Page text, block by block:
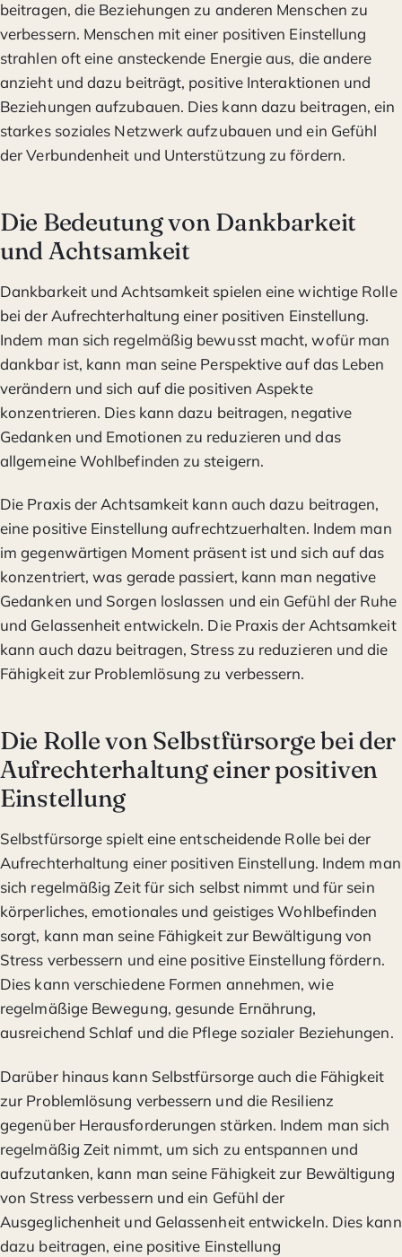
beitragen, die Beziehungen zu anderen Menschen zu
verbessern. Menschen mit einer positiven Einstellung
strahlen oft eine ansteckende Energie aus, die andere
anzieht und dazu beiträgt, positive Interaktionen und
Beziehungen aufzubauen. Dies kann dazu beitragen, ein
starkes soziales Netzwerk aufzubauen und ein Gefühl
der Verbundenheit und Unterstützung zu fördern.
Die Bedeutung von Dankbarkeit
und Achtsamkeit
Dankbarkeit und Achtsamkeit spielen eine wichtige Rolle
bei der Aufrechterhaltung einer positiven Einstellung.
Indem man sich regelmäßig bewusst macht, wofür man
dankbar ist, kann man seine Perspektive auf das Leben
verändern und sich auf die positiven Aspekte
konzentrieren. Dies kann dazu beitragen, negative
Gedanken und Emotionen zu reduzieren und das
allgemeine Wohlbefinden zu steigern.
Die Praxis der Achtsamkeit kann auch dazu beitragen,
eine positive Einstellung aufrechtzuerhalten. Indem man
im gegenwärtigen Moment präsent ist und sich auf das
konzentriert, was gerade passiert, kann man negative
Gedanken und Sorgen loslassen und ein Gefühl der Ruhe
und Gelassenheit entwickeln. Die Praxis der Achtsamkeit
kann auch dazu beitragen, Stress zu reduzieren und die
Fähigkeit zur Problemlösung zu verbessern.
Die Rolle von Selbstfürsorge bei der
Aufrechterhaltung einer positiven
Einstellung
Selbstfürsorge spielt eine entscheidende Rolle bei der
Aufrechterhaltung einer positiven Einstellung. Indem man
sich regelmäßig Zeit für sich selbst nimmt und für sein
körperliches, emotionales und geistiges Wohlbefinden
sorgt, kann man seine Fähigkeit zur Bewältigung von
Stress verbessern und eine positive Einstellung fördern.
Dies kann verschiedene Formen annehmen, wie
regelmäßige Bewegung, gesunde Ernährung,
ausreichend Schlaf und die Pflege sozialer Beziehungen.
Darüber hinaus kann Selbstfürsorge auch die Fähigkeit
zur Problemlösung verbessern und die Resilienz
gegenüber Herausforderungen stärken. Indem man sich
regelmäßig Zeit nimmt, um sich zu entspannen und
aufzutanken, kann man seine Fähigkeit zur Bewältigung
von Stress verbessern und ein Gefühl der
Ausgeglichenheit und Gelassenheit entwickeln. Dies kann
dazu beitragen, eine positive Einstellung